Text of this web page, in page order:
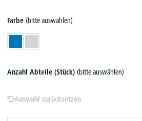
Farbe (bitte auswählen)
Anzahl Abteile (Stück) (bitte auswählen)
Auswahl zurücksetzen